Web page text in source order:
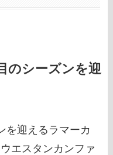
のシーズンを迎
を迎えるラマーカ
エスタンカンファ